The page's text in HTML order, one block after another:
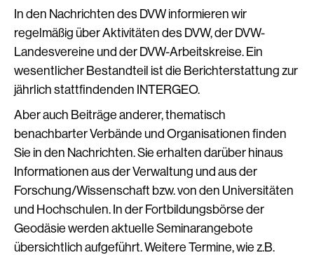
In den Nachrichten des DVW informieren wir
regelmäßig über Aktivitäten des DVW, der DVW-
Landesvereine und der DVW-Arbeitskreise. Ein
wesentlicher Bestandteil ist die Berichterstattung zur
jährlich stattfindenden INTERGEO.
Aber auch Beiträge anderer, thematisch
benachbarter Verbände und Organisationen finden
Sie in den Nachrichten. Sie erhalten darüber hinaus
Informationen aus der Verwaltung und aus der
Forschung/Wissenschaft bzw. von den Universitäten
und Hochschulen. In der Fortbildungsbörse der
Geodäsie werden aktuelle Seminarangebote
übersichtlich aufgeführt. Weitere Termine, wie z.B.